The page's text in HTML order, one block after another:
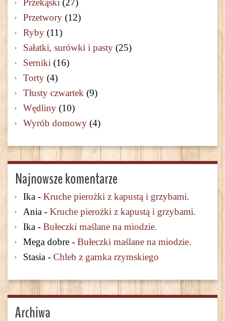
Przekąski (27)
Przetwory (12)
Ryby (11)
Sałatki, surówki i pasty (25)
Serniki (16)
Torty (4)
Tłusty czwartek (9)
Wędliny (10)
Wyrób domowy (4)
Najnowsze komentarze
Ika - Kruche pierożki z kapustą i grzybami.
Ania - Kruche pierożki z kapustą i grzybami.
Ika - Bułeczki maślane na miodzie.
Mega dobre - Bułeczki maślane na miodzie.
Stasia - Chleb z garnka rzymskiego
Archiwa